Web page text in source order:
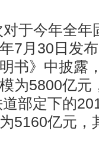
于今年全年
7月30日发
书》中披露
为5800亿元
部定下的
5160亿元，